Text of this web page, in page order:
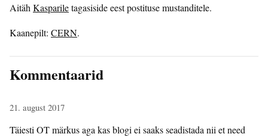
Aitäh Kaspariletagasiside eest postituse mustanditele.
Kaanepilt: CERN.
Kommentaarid
21. august 2017
Täiesti OT märkus aga kas blogi ei saaks seadistada nii et need